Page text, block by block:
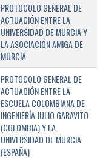
PROTOCOLO GENERAL DE
ACTUACIÓN ENTRE LA
UNIVERSIDAD DE MURCIA Y
LA ASOCIACIÓN AMIGA DE
MURCIA
PROTOCOLO GENERAL DE
ACTUACIÓN ENTRE LA
ESCUELA COLOMBIANA DE
INGENIERÍA JULIO GARAVITO
(COLOMBIA) Y LA
UNIVERSIDAD DE MURCIA
(ESPAÑA)